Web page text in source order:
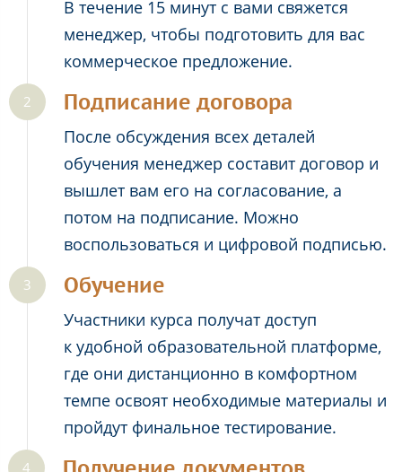
В течение 15 минут с вами свяжется
менеджер, чтобы подготовить для вас
коммерческое предложение.
Подписание договора
После обсуждения всех деталей
обучения менеджер составит договор и
вышлет вам его на согласование, а
потом на подписание. Можно
воспользоваться и цифровой подписью.
Обучение
Участники курса получат доступ
к удобной образовательной платформе,
где они дистанционно в комфортном
темпе освоят необходимые материалы и
пройдут финальное тестирование.